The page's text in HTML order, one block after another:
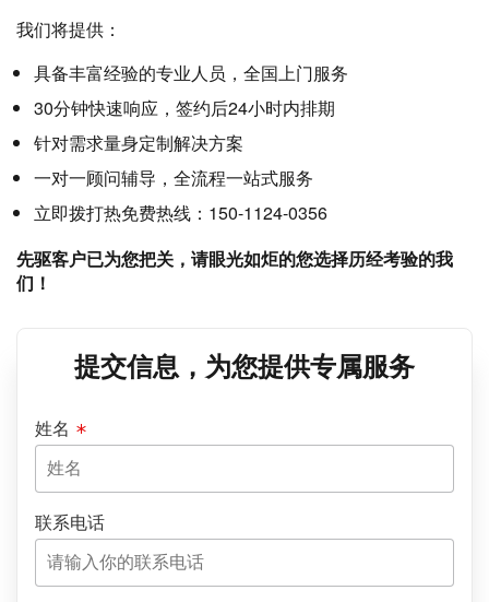
我们将提供：
具备丰富经验的专业人员，全国上门服务
30分钟快速响应，签约后24小时内排期
针对需求量身定制解决方案
一对一顾问辅导，全流程一站式服务
立即拨打热免费热线：150-1124-0356
先驱客户已为您把关，请眼光如炬的您选择历经考验的我
们！
提交信息，为您提供专属服务
姓名
联系电话